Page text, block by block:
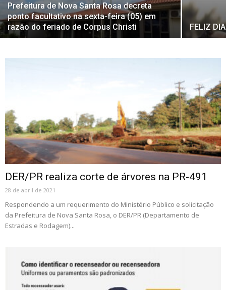
Prefeitura de Nova Santa Rosa decreta
ponto facultativo na sexta-feira (05) em
razão do feriado de Corpus Christi
FELIZ
DER/PR realiza corte de árvores na PR-491
28 de abril de 2021
Respondendo a um requerimento do Ministério Público e solicitação
da Prefeitura de Nova Santa Rosa, o DER/PR (Departamento de
Estradas e Rodagem)...